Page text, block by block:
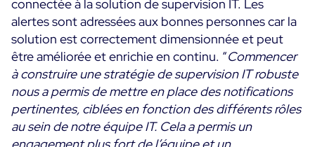
connectée à la solution de supervision IT. Les
alertes sont adressées aux bonnes personnes car la
solution est correctement dimensionnée et peut
être améliorée et enrichie en continu. “Commencer
à construire une stratégie de supervision IT robuste
nous a permis de mettre en place des notifications
pertinentes, ciblées en fonction des différents rôles
au sein de notre équipe IT. Cela a permis un